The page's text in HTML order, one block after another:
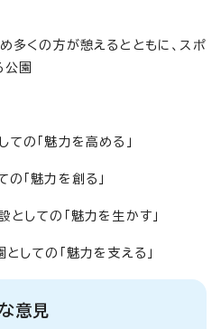
多くの方が憩えるとともに、スポ
公園
の「魅力を高める」
「魅力を創る」
しての「魅力を生かす」
しての「魅力を支える」
意見